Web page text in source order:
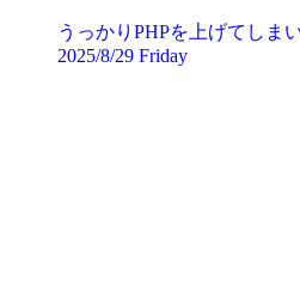
うっかりPHPを上げてし
2025/8/29 Friday